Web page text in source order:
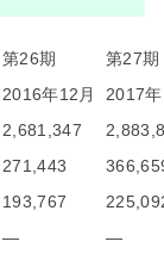
第26期
第27期
2016年12月
2017
2,681,347
271,443
193,767
― ―